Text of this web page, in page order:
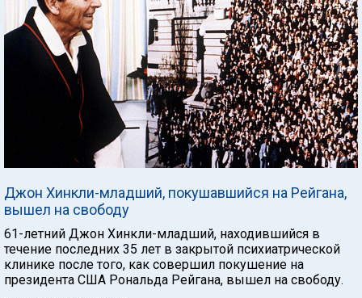
Джон Хинкли-младший, покушавшийся на Рейгана,
вышел на свободу
61-летний Джон Хинкли-младший, находившийся в
течение последних 35 лет в закрытой психиатрической
клинике после того, как совершил покушение на
президента США Рональда Рейгана, вышел на свободу.